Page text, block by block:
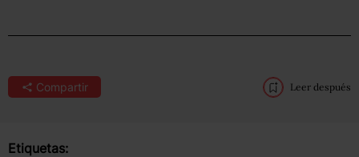
Compartir Leer después
Etiquetas: